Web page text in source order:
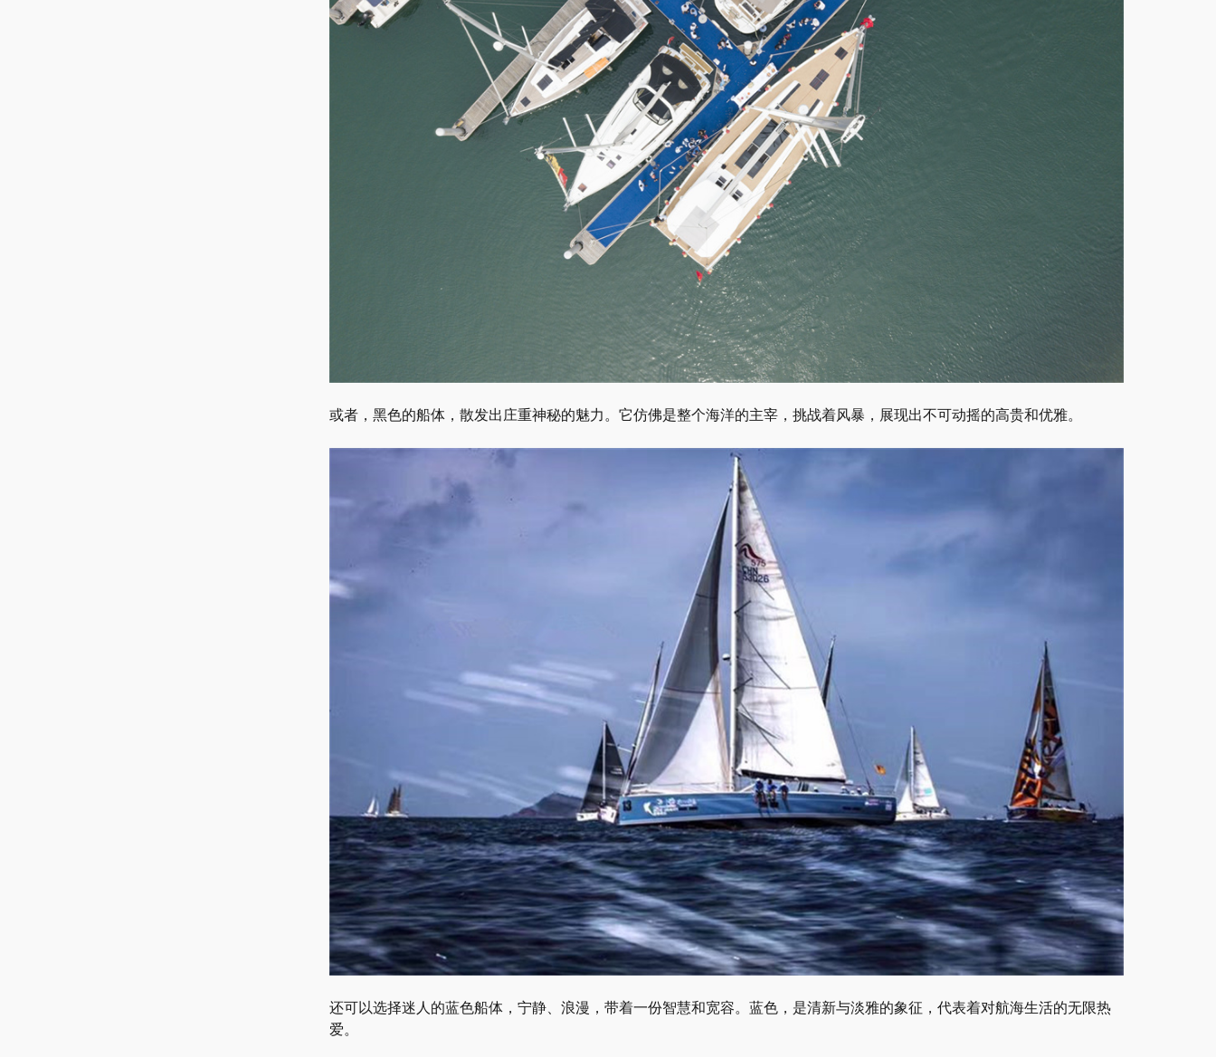
或者，黑色的船体，散发出庄重神秘的魅力。它仿佛是整个海洋的主宰，挑战着风暴，展现出不可动摇的高贵和优雅。
还可以选择迷人的蓝色船体，宁静、浪漫，带着一份智慧和宽容。蓝色，是清新与淡雅的象征，代表着对航海生活的无限热
爱。